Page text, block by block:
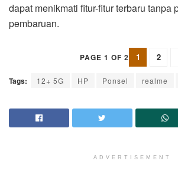
dapat menikmati fitur-fitur terbaru tanpa
pembaruan.
PAGE 1 OF 2 1 2
Tags: 12+ 5G HP Ponsel realme
ADVERTISEMENT